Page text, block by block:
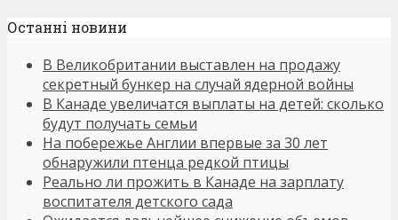
Останнi новини
В Великобритании выставлен на продажу
секретный бункер на случай ядерной войны
В Канаде увеличатся выплаты на детей: сколько
будут получать семьи
На побережье Англии впервые за 30 лет
обнаружили птенца редкой птицы
Реально ли прожить в Канаде на зарплату
воспитателя детского сада